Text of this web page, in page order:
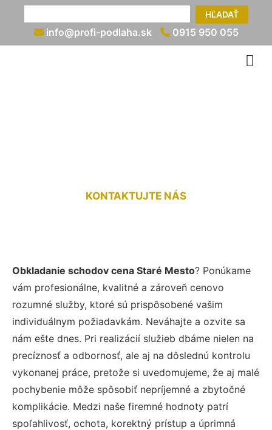
HĽADAŤ
info@profi-podlaha.sk 0915 950 055
KONTAKTUJTE NÁS
Obkladanie schodov cena Staré Mesto? Ponúkame
vám profesionálne, kvalitné a zároveň cenovo
rozumné služby, ktoré sú prispôsobené vašim
individuálnym požiadavkám. Neváhajte a ozvite sa
nám ešte dnes. Pri realizácií služieb dbáme nielen na
precíznosť a odbornosť, ale aj na dôslednú kontrolu
vykonanej práce, pretože si uvedomujeme, že aj malé
pochybenie môže spôsobiť nepríjemné a zbytočné
komplikácie. Medzi naše firemné hodnoty patrí
spoľahlivosť, ochota, korektný prístup a úprimná